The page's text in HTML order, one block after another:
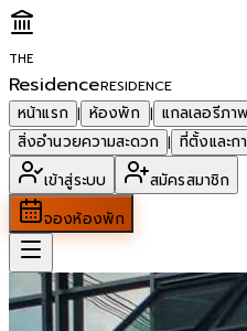
THE
ResidenceRESIDENCE
หน้าแรก | ห้องพัก | แกลเลอรีภาพ
สิ่งอำนวยความสะดวก | ที่ตั้งและก
เข้าสู่ระบบ
สมัครสมาชิก
จองห้องพัก